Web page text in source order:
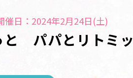
催日：2024年2月24日(土)
と パパとリトミ